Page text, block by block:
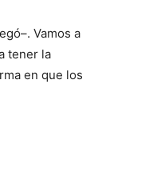
Vamos a
tener la
en que los